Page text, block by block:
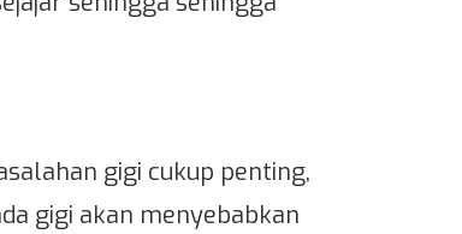
gigi cukup penting,
gigi akan menyebabkan